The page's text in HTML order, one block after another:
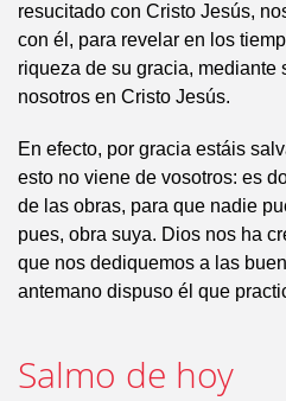
resucitado con Cristo Jesús,
con él, para revelar en los
riqueza de su gracia, mediante
nosotros en Cristo Jesús.
En efecto, por gracia estáis
esto no viene de vosotros: es
de las obras, para que nadie
pues, obra suya. Dios nos ha
que nos dediquemos a las
antemano dispuso él que
Salmo de hoy